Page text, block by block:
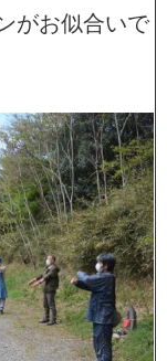
がお似合いで